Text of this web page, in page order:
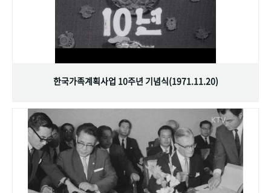
한국가족계획사업 10주년 기념식(1971.11.20)